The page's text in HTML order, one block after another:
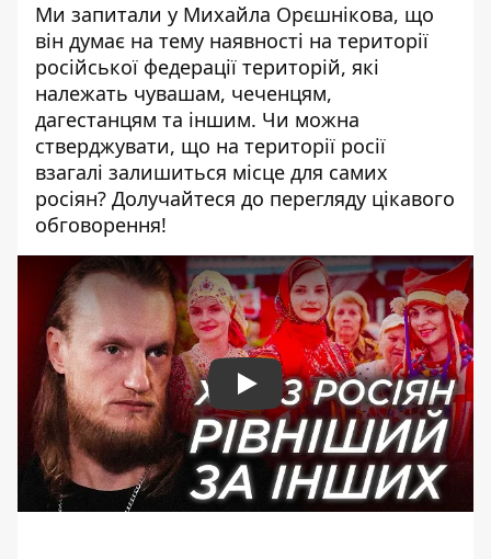
Ми запитали у Михайла Орєшнікова, що
він думає на тему наявності на території
російської федерації територій, які
належать чувашам, чеченцям,
дагестанцям та іншим. Чи можна
стверджувати, що на території росії
взагалі залишиться місце для самих
росіян? Долучайтеся до перегляду цікавого
обговорення!
Play